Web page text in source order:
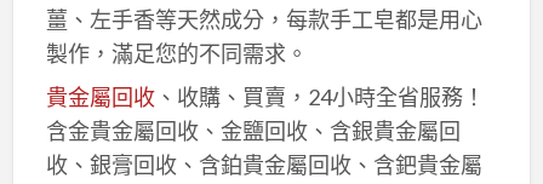
薑、左手香等天然成分，每款手工皂都是用心
製作，滿足您的不同需求。
貴金屬回收、收購、買賣，24小時全省服務！
含金貴金屬回收、金鹽回收、含銀貴金屬回
收、銀膏回收、含鉑貴金屬回收、含鈀貴金屬